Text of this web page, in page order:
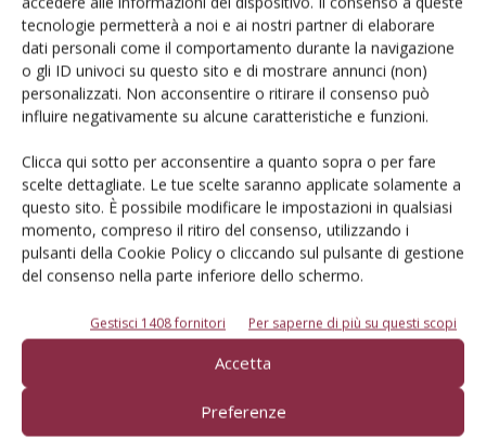
tecnologie permetterà a noi e ai nostri partner di elaborare
dati personali come il comportamento durante la navigazione
o gli ID univoci su questo sito e di mostrare annunci (non)
personalizzati. Non acconsentire o ritirare il consenso può
influire negativamente su alcune caratteristiche e funzioni.
Clicca qui sotto per acconsentire a quanto sopra o per fare
scelte dettagliate. Le tue scelte saranno applicate solamente a
questo sito. È possibile modificare le impostazioni in qualsiasi
momento, compreso il ritiro del consenso, utilizzando i
pulsanti della Cookie Policy o cliccando sul pulsante di gestione
del consenso nella parte inferiore dello schermo.
Gestisci 1408 fornitori Per saperne di più su questi scopi
Accetta
Preferenze
Dalla stessa categoria
McCormick X8.631 VT-Drive
Verifica effettuata su una macchina con all’attivo 300 ore
Di Ottavio Repetti-
PROVATO DAGLI AGROMECCANICI 25 Maggio 2026
Erpice a dischi Rol-Ex BT 300 e
rullo-cutter Rol-Ex WCNF 300
Verifica effettuata su una macchina con all’attivo una stagione